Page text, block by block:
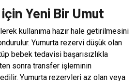
Yeni Bir Umut
kullanıma hazır hale getirilmesini
Yumurta rezervi düşük olan
bebek tedavisi başarısızlıkla
sonra transfer işleminin
Yumurta rezervleri az olan veya